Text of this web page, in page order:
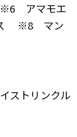
アマモエ
※8 マン
ストリンクル